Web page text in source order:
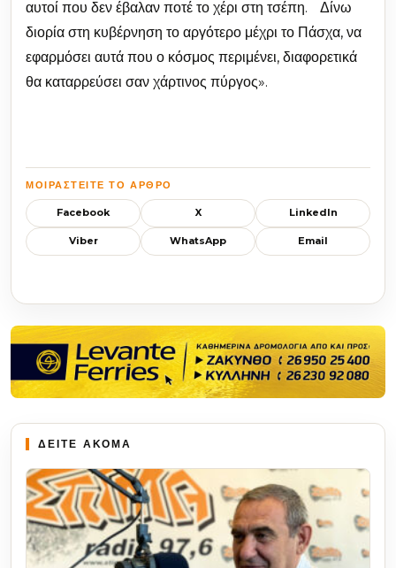
αυτοί που δεν έβαλαν ποτέ το χέρι στη τσέπη. Δίνω
διορία στη κυβέρνηση το αργότερο μέχρι το Πάσχα, να
εφαρμόσει αυτά που ο κόσμος περιμένει, διαφορετικά
θα καταρρεύσει σαν χάρτινος πύργος».
ΜΟΙΡΑΣΤΕΊΤΕ ΤΟ ΆΡΘΡΟ
Facebook X LinkedIn
Viber WhatsApp Email
ΔΕΙΤΕ ΑΚΟΜΑ